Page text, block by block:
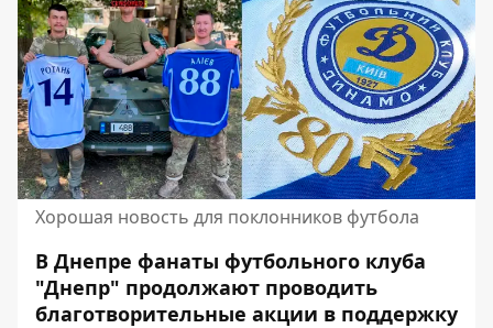
Хорошая новость для поклонников футбола
В Днепре фанаты футбольного клуба
"Днепр" продолжают проводить
благотворительные акции в поддержку